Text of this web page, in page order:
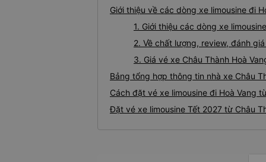
Giới thiệu về các dòng xe limousine đi
1. Giới thiệu các dòng xe
2. Về chất lượng, review, đánh
3. Giá vé xe Châu Thành Hoà
Bảng tổng hợp thông tin nhà xe Châu
Cách đặt vé xe limousine đi Hoà Vang
Đặt vé xe limousine Tết 2027 từ Châu